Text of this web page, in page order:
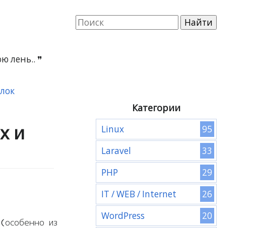
лень..
Категории
Linux
95
Laravel
33
PHP
29
IT / WEB / Internet
26
WordPress
20
и
из